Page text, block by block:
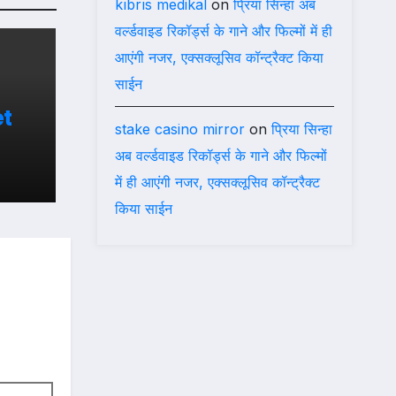
kıbrıs medikalonप्रिया सिन्हा अब
वर्ल्डवाइड रिकॉर्ड्स के गाने और फिल्मों में ही
आएंगी नजर, एक्सक्लूसिव कॉन्ट्रैक्ट किया
साईन
stake casino mirroronप्रिया सिन्हा
अब वर्ल्डवाइड रिकॉर्ड्स के गाने और फिल्मों
में ही आएंगी नजर, एक्सक्लूसिव कॉन्ट्रैक्ट
किया साईन